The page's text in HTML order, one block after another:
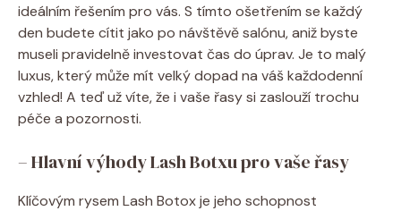
ideálním řešením pro vás. S tímto ošetřením se každý
den budete cítit jako po návštěvě salónu, aniž byste
museli pravidelně investovat čas do úprav. Je to malý
luxus, který může mít velký dopad na váš každodenní
vzhled! A teď už víte, že i vaše řasy si zaslouží trochu
péče a pozornosti.
– Hlavní výhody Lash Botxu pro vaše řasy
Klíčovým rysem Lash Botox je jeho schopnost